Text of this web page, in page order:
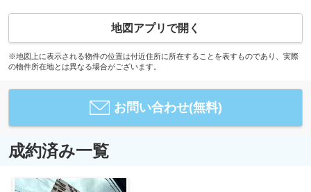
地図アプリで開く
※地図上に表示される物件の位置は付近住所に所在することを表すものであり、実際
の物件所在地とは異なる場合がございます。
お問い合わせ(無料)
成約済み一覧